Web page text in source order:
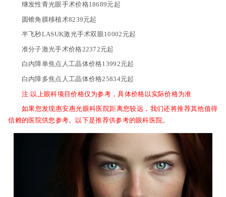
继发性青光眼手术价格18689元起
圆锥角膜移植术8239元起
半飞秒LASUK激光手术双眼10002元起
准分子激光手术价格22372元起
白内障单焦点人工晶体价格13992元起
白内障多焦点人工晶体价格25834元起
注:以上眼科项目价格仅为参考，具体价格以实际价格为准
如果您发现惠安惠光眼科医院距离您较远，我们还将推荐其他值得
信赖的医院供您参考。以下是推荐供参考的眼科医院。